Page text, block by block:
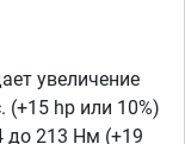
увеличение
(+15 hp или 10%)
до 213 Нм (+19